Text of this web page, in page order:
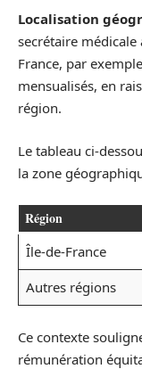
Localisation
secrétaire
France, par
mensualisés, en
région.
Le tableau ci-
la zone
Région
Île-de-France
Autres régions
Ce contexte
rémunération